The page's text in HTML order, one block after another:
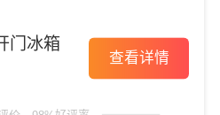
门冰箱
查看详情